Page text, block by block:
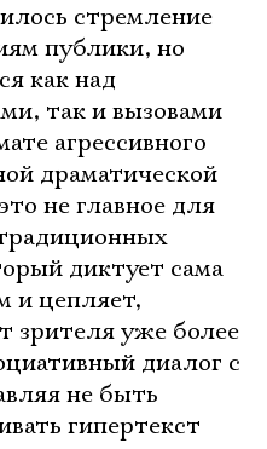
стремление
публики, но
как над
так и вызовами
агрессивного
драматической
не главное для
диктует сама
и цепляет,
зрителя уже более
диалог с
не быть
гипертекст